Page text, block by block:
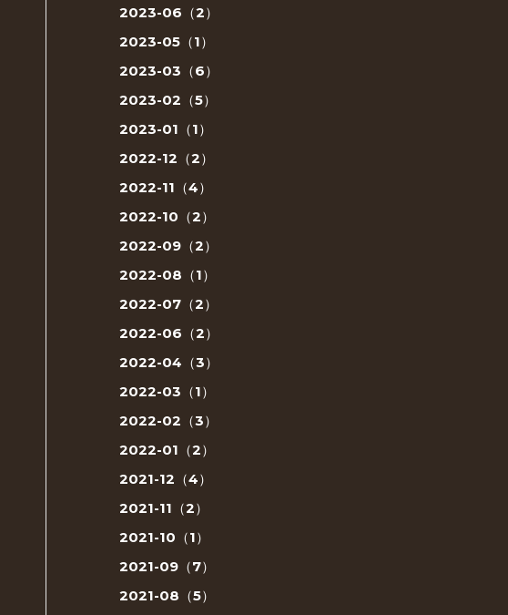
2023-06（2）
2023-05（1）
2023-03（6）
2023-02（5）
2023-01（1）
2022-12（2）
2022-11（4）
2022-10（2）
2022-09（2）
2022-08（1）
2022-07（2）
2022-06（2）
2022-04（3）
2022-03（1）
2022-02（3）
2022-01（2）
2021-12（4）
2021-11（2）
2021-10（1）
2021-09（7）
2021-08（5）